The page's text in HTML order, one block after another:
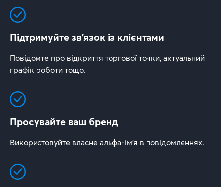
Підтримуйте зв’язок із клієнтами
Повідомте про відкриття торгової точки, актуальний
графік роботи тощо.
Просувайте ваш бренд
Використовуйте власне альфа-ім’я в повідомленнях.